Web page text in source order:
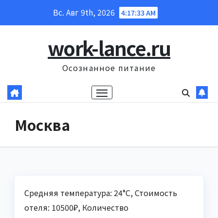
Вс. Авг 9th, 2026 4:17:34 AM
work-lance.ru
Осознанное питание
Москва
Средняя температура: 24°C, Стоимость
отеля: 10500₽, Количество